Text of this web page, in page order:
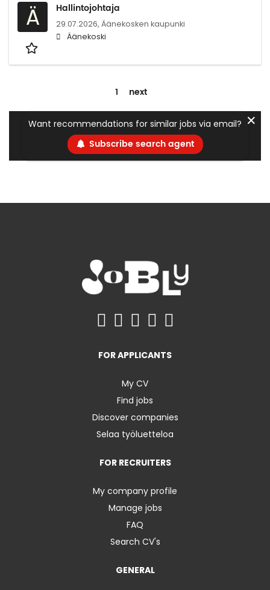
Ä Hallintojohtaja
29.07.2026, Äänekosken kaupunki
Äänekoski
1 next
Want recommendations for similar jobs via email?
Subscribe search agent
✕
FOR APPLICANTS
My CV
Find jobs
Discover companies
Selaa työluetteloa
FOR RECRUITERS
My company profile
Manage jobs
FAQ
Search CV's
GENERAL